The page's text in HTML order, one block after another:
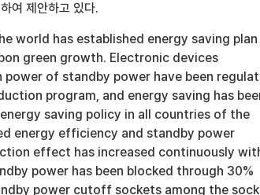
여 제안하고 있다.
world has established energy saving plan
green growth. Electronic devices
of standby power have been
program, and energy saving has
saving policy in all countries of the
energy efficiency and standby power
effect has increased continuously
power has been blocked through 30%
power cutoff sockets among the